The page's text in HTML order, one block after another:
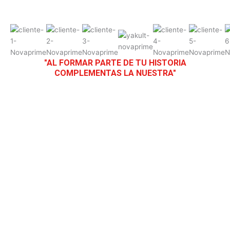
"AL FORMAR PARTE DE TU HISTORIA
COMPLEMENTAS LA NUESTRA"